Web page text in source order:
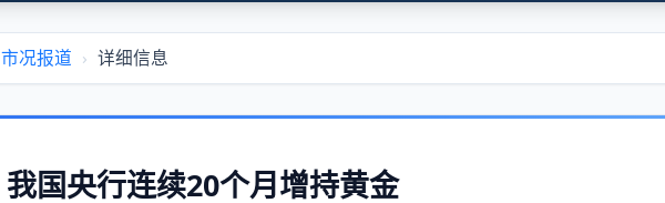
市况报道 › 详细信息
我国央行连续20个月增持黄金